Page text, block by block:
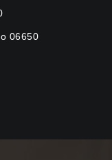
06650